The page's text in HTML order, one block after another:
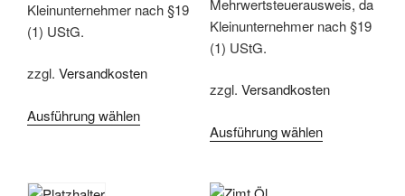
Kleinunternehmer nach §19
(1) UStG.
zzgl. Versandkosten
Ausführung wählen
Kleinunternehmer nach §19
(1) UStG.
zzgl. Versandkosten
Ausführung wählenDieses